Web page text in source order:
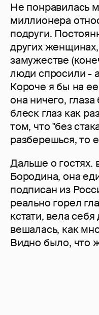
Не понравилась
миллионера
подруги.
других
замужестве
люди спросили - а
Короче я бы на
она ничего,
блеск глаз как
том, что "без
разберешься, то
Дальше о гостях.
Бородина, она
подписан из
реально горел
кстати, вела
вешалась, как
Видно было, что